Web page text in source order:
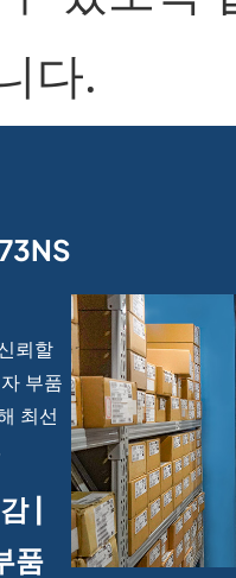
다.
뢰할
부품
최선
|
품